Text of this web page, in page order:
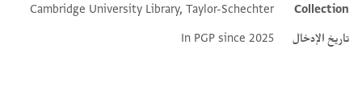
Collection
Cambridge University Library, Taylor-Schechter
تاريخ الإدخال
In PGP since 2025